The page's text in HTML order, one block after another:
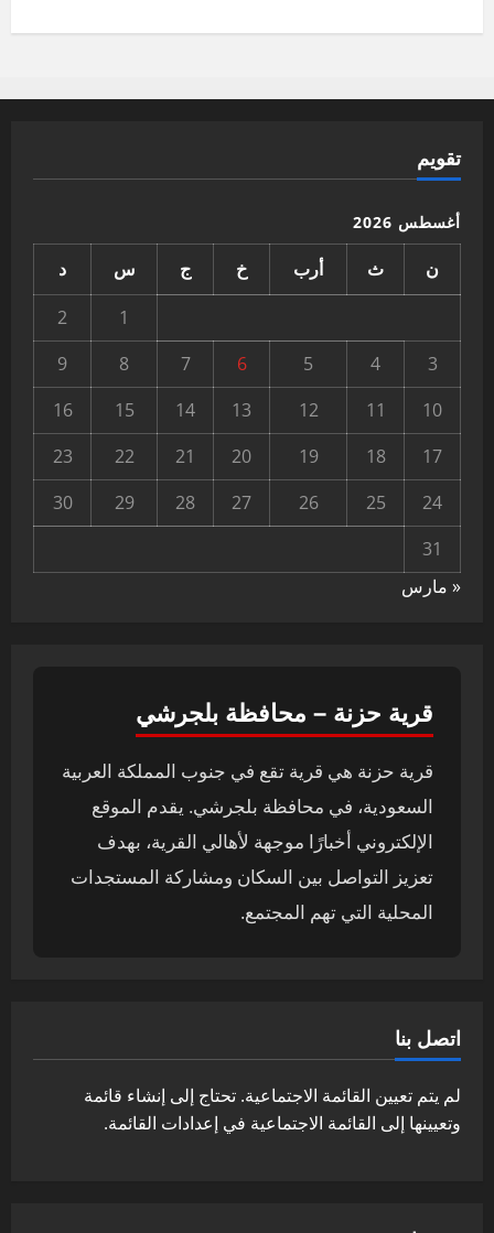
تقويم
أغسطس 2026
ن ث أرب خ ج س
د
1
2
3
4
5
6
7
8
9
10
11
12
13
14
15
16
17
18
19
20
21
22
23
24
25
26
27
28
29
30
31
« مارس
قرية حزنة – محافظة بلجرشي
قرية حزنة هي قرية تقع في جنوب المملكة العربية
السعودية، في محافظة بلجرشي. يقدم الموقع
الإلكتروني أخبارًا موجهة لأهالي القرية، بهدف
تعزيز التواصل بين السكان ومشاركة المستجدات
المحلية التي تهم المجتمع.
اتصل بنا
لم يتم تعيين القائمة الاجتماعية. تحتاج إلى إنشاء قائمة
وتعيينها إلى القائمة الاجتماعية في إعدادات القائمة.